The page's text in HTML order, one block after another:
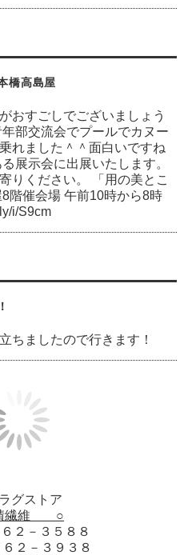
高島屋
おすごしでございましょう
部交流会でプールでカヌー
れました＾＾面白いですね
展示会に出展いたします。
りください。 「用の美とこ
階催会場 午前10時から8時
i/S9cm
ちましたので行きます！
グストア
繊維 ○
２－３５８８
２－３９３８